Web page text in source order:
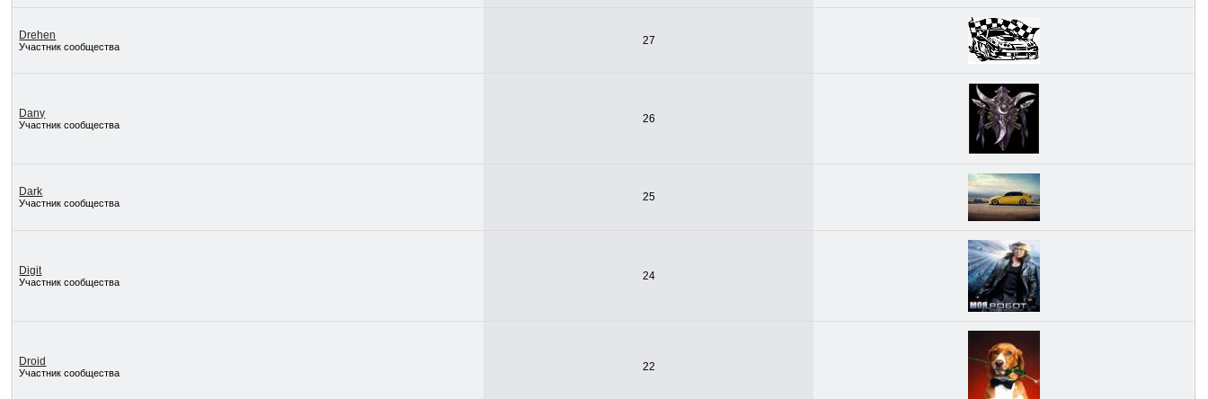
Drehen
Участник сообщества 27
Dany
Участник сообщества 26
Dark
Участник сообщества 25
Digit
Участник сообщества 24
Droid
Участник сообщества 22